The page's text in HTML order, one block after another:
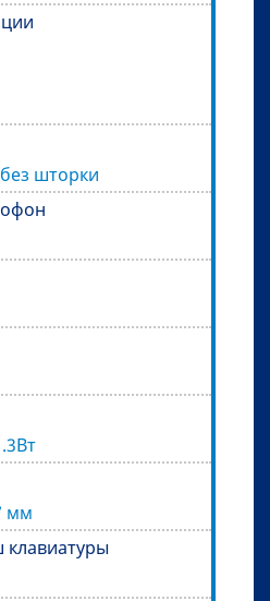
шторки
мм
клавиатуры